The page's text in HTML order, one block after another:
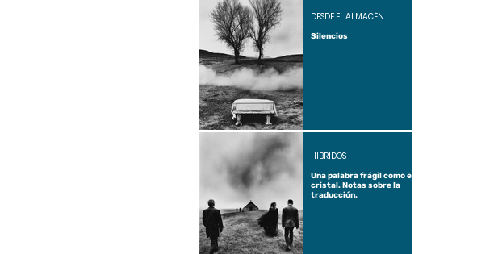
Silencios
DESDE EL ALMACÉN
Una palabra frágil como el
cristal. Notas sobre la
traducción.
HÍBRIDOS